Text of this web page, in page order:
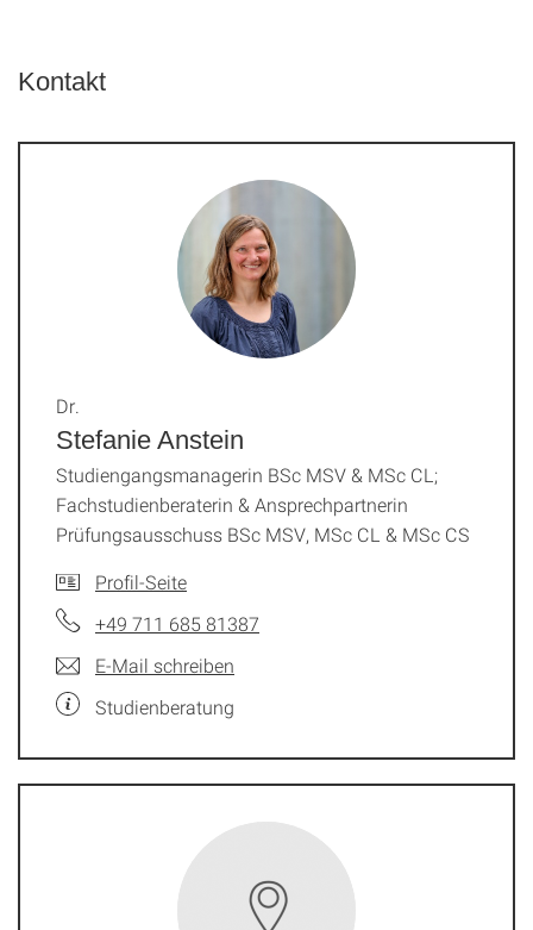
Kontakt
Stefanie Anstein
Dr.
Studiengangsmanagerin BSc MSV & MSc CL;
Fachstudienberaterin & Ansprechpartnerin
Prüfungsausschuss BSc MSV, MSc CL & MSc CS
Profil-Seite
+49 711 685 81387
E-Mail schreiben
Studienberatung